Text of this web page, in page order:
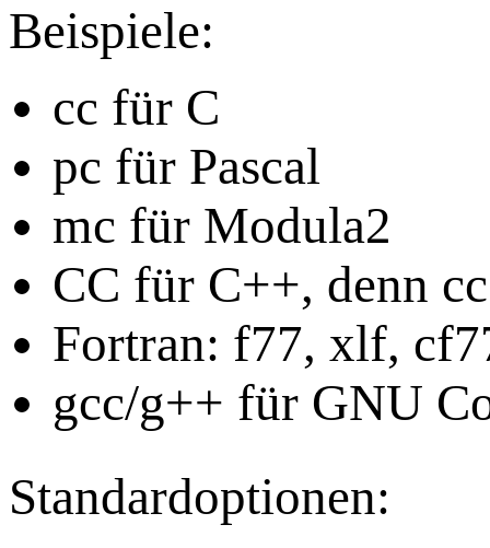
Beispiele:
cc für C
pc für Pascal
mc für Modula2
CC für C++, denn
Fortran: f77, xlf,
gcc/g++ für GNU
Standardoptionen: